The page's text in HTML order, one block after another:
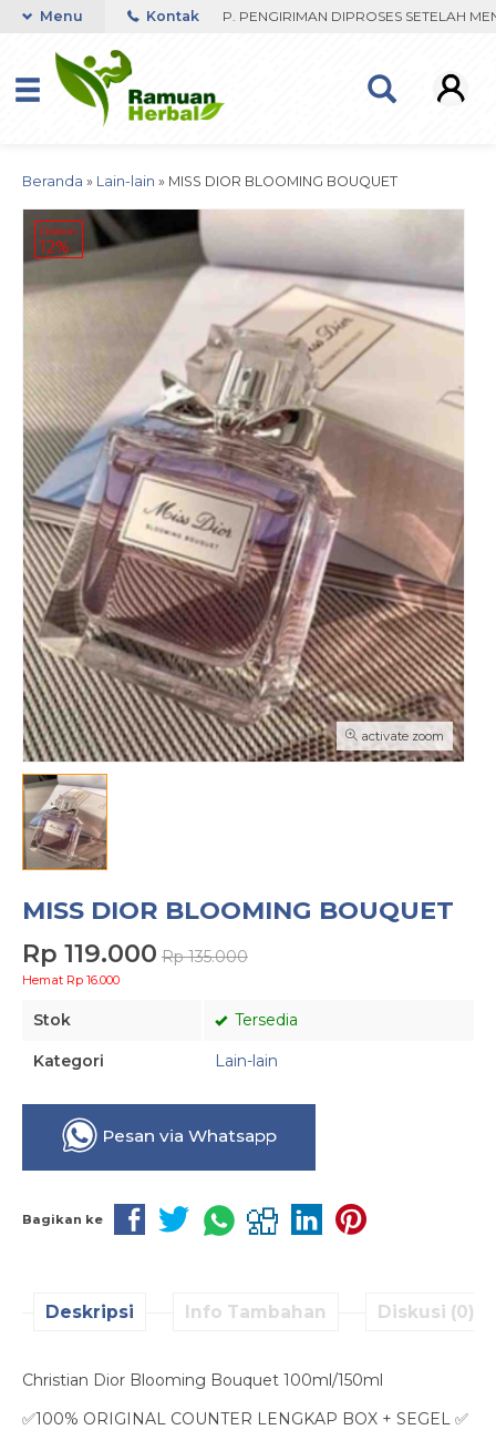
ORDER VIA WHATSAPP. PENGIRIMAN DIPROSES SETELAH
Menu Kontak
Beranda » Lain-lain » MISS DIOR BLOOMING BOUQUET
activate zoom
Diskon
12%
MISS DIOR BLOOMING BOUQUET
Rp 119.000 Rp 135.000
Hemat Rp 16.000
Stok Tersedia
Kategori Lain-lain
Pesan via Whatsapp
Bagikan ke
Deskripsi Info Tambahan Diskusi (0)
Christian Dior Blooming Bouquet 100ml/150ml
✅100% ORIGINAL COUNTER LENGKAP BOX + SEGEL ✅